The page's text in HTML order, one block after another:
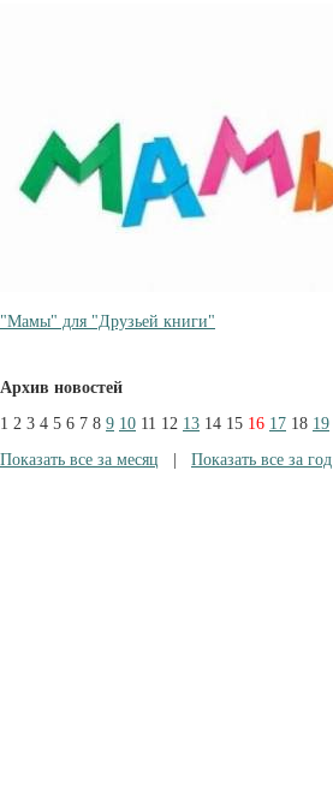
"Мамы" для "Друзьей книги"
Архив новостей
1 2 3 4 5 6 7 8 9 10 11 12 13 14 15 16 17 18 19
Показать все за месяц
Показать все за год